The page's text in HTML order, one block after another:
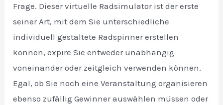
Frage. Dieser virtuelle Radsimulator ist der erste
seiner Art, mit dem Sie unterschiedliche
individuell gestaltete Radspinner erstellen
können, expire Sie entweder unabhängig
voneinander oder zeitgleich verwenden können.
Egal, ob Sie noch eine Veranstaltung organisieren
ebenso zufällig Gewinner auswählen müssen oder